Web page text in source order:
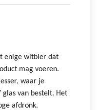
enige witbier dat
mag voeren.
waar je
van bestelt. Het
afdronk.